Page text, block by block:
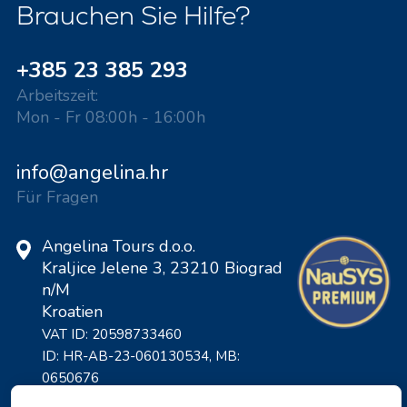
Brauchen Sie Hilfe?
+385 23 385 293
Arbeitszeit:
Mon - Fr 08:00h - 16:00h
info@angelina.hr
Für Fragen
Angelina Tours d.o.o.
Kraljice Jelene 3, 23210 Biograd
n/M
Kroatien
VAT ID: 20598733460
ID: HR-AB-23-060130534, MB:
0650676